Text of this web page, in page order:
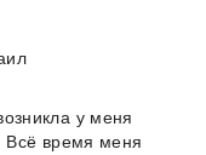
у меня
Всё время меня